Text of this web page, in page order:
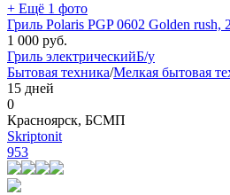
+ Ещё 1 фото
Гриль Polaris PGP 0602 Golden rush,
1 000 руб.
Гриль электрическийБ/у
Бытовая техника/Мелкая бытовая
15 дней
0
Красноярск, БСМП
Skriptonit
953